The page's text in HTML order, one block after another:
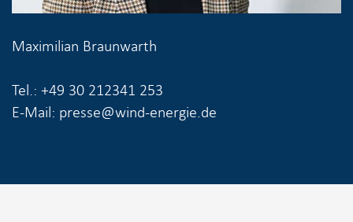
Maximilian Braunwarth
Tel.: +49 30 212341 253
E-Mail: presse@wind-energie.de